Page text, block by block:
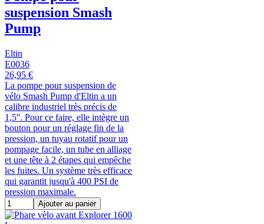
suspension Smash
Pump
Eltin
E0036
26,95 €
La pompe pour suspension de
vélo Smash Pump d'Eltin a un
calibre industriel très précis de
1,5''. Pour ce faire, elle intègre un
bouton pour un réglage fin de la
pression, un tuyau rotatif pour un
pompage facile, un tube en alliage
et une tête à 2 étapes qui empêche
les fuites. Un système très efficace
qui garantit jusqu'à 400 PSI de
pression maximale.
Ajouter au panier